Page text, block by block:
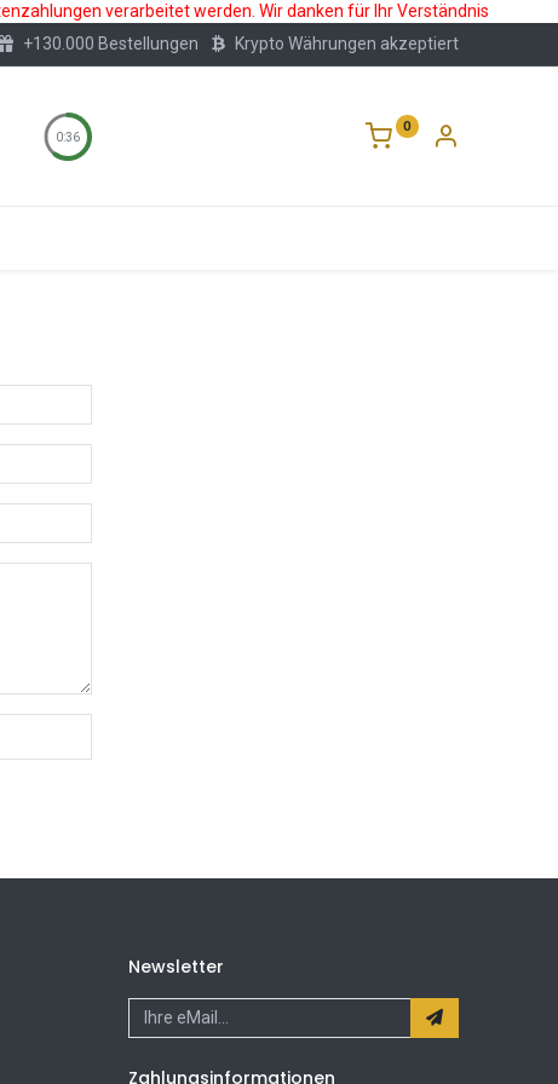
verarbeitet werden. Wir danken für Ihr Verständnis
+130.000 Bestellungen Krypto Währungen akzeptiert
0:35
0
Newsletter
Zahlungsinformationen